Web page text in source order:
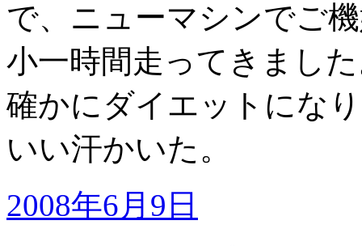
で、ニューマシンでご
小一時間走ってきまし
確かにダイエットにな
いい汗かいた。
2008年6月9日